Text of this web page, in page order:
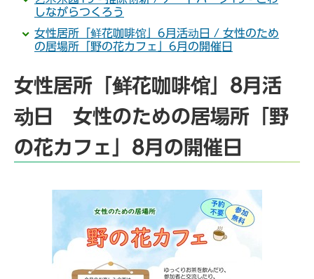
しながらつくろう
女性居所「鲜花咖啡馆」6月活动日 / 女性のため
の居場所「野の花カフェ」6月の開催日
女性居所「鲜花咖啡馆」8月活
动日 女性のための居場所「野
の花カフェ」8月の開催日